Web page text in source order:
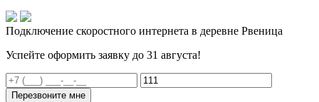
Подключение скоростного интернета в деревне Рвеница
Успейте оформить заявку до 31 августа!
Перезвоните мне